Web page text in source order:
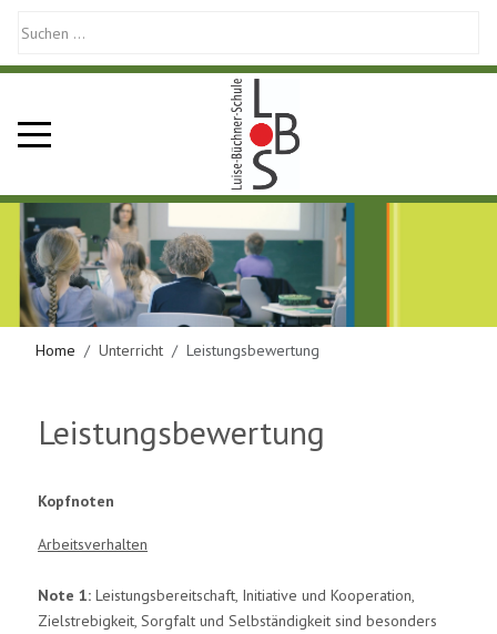
Mobile Menu Toggle
Home Unterricht Leistungsbewertung
Leistungsbewertung
Kopfnoten
Arbeitsverhalten
Note 1:Leistungsbereitschaft, Initiative und Kooperation,
Zielstrebigkeit, Sorgfalt und Selbständigkeit sind besonders